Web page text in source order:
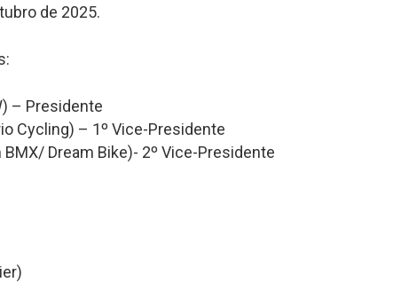
de 2025.
– Presidente
Cycling) – 1º Vice-Presidente
Dream Bike)- 2º Vice-Presidente